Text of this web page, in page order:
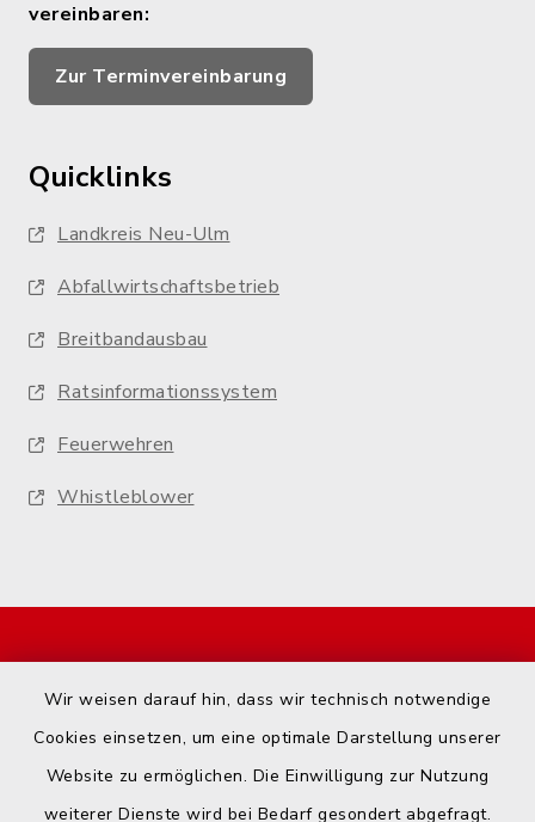
Wir weisen darauf hin, dass wir technisch notwendige
Cookies einsetzen, um eine optimale Darstellung unserer
Website zu ermöglichen. Die Einwilligung zur Nutzung
weiterer Dienste wird bei Bedarf gesondert abgefragt.
vereinbaren:
Zur Terminvereinbarung
Quicklinks
Landkreis Neu-Ulm
Abfallwirtschaftsbetrieb
Breitbandausbau
Ratsinformationssystem
Feuerwehren
Whistleblower
Kontakt